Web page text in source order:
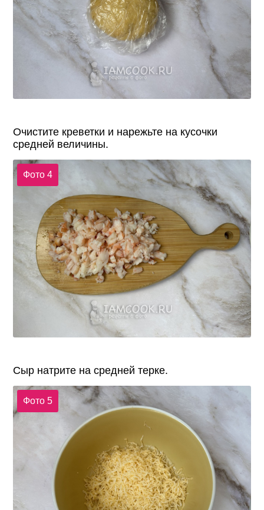
Очистите креветки и нарежьте на кусочки
средней величины.
Фото 4
Сыр натрите на средней терке.
Фото 5